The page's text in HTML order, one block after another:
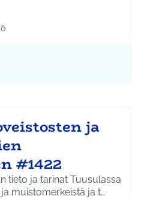
Koko Tuusula
teeman mukaan: Ympäristö
ja
#1422
tieto ja tarinat Tuusulassa
muistomerkeistä ja t…